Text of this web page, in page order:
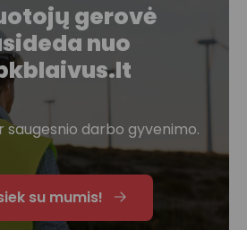
gerovė
nuo
saugesnio darbo gyvenimo.
su mumis!